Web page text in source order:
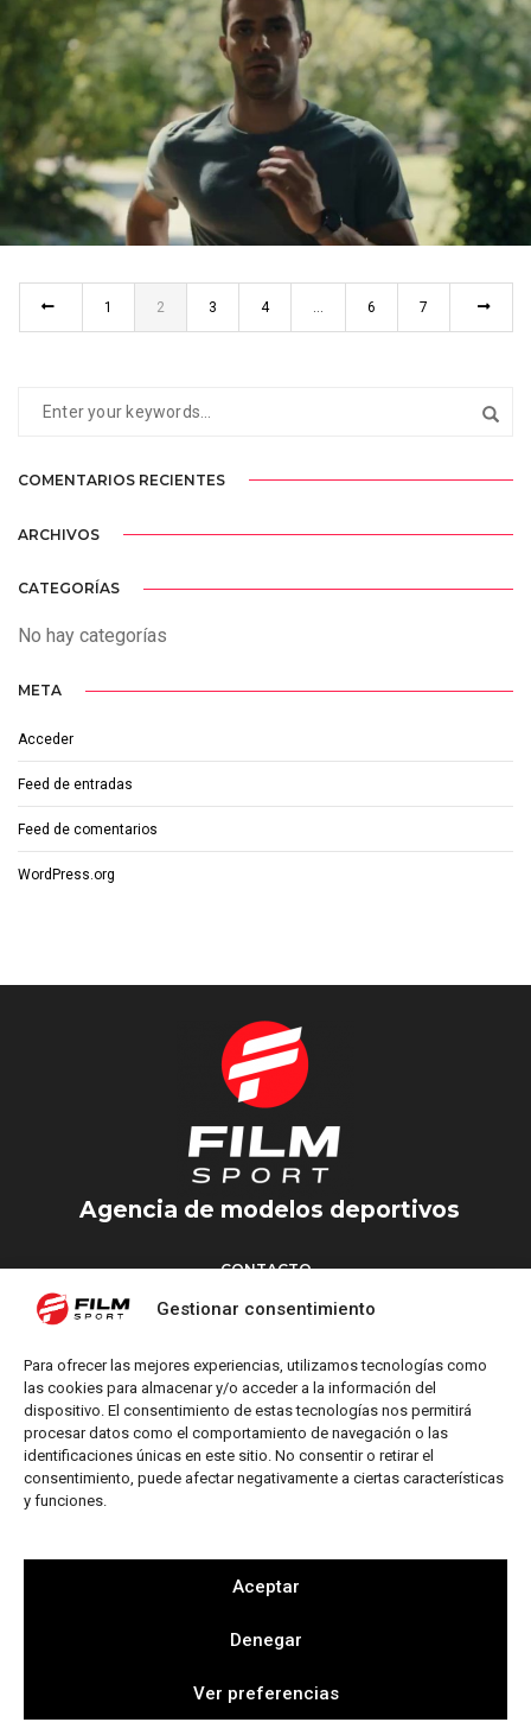
Gestionar consentimiento
Para ofrecer las mejores experiencias, utilizamos tecnologías como
las cookies para almacenar y/o acceder a la información del
dispositivo. El consentimiento de estas tecnologías nos permitirá
procesar datos como el comportamiento de navegación o las
identificaciones únicas en este sitio. No consentir o retirar el
consentimiento, puede afectar negativamente a ciertas características
y funciones.
Aceptar
Denegar
Ver preferencias
BROOKS
SPOT TV
1 2 3 4 … 6 7
COMENTARIOS RECIENTES
ARCHIVOS
CATEGORÍAS
No hay categorías
META
Acceder
Feed de entradas
Feed de comentarios
WordPress.org
Agencia de modelos deportivos
CONTACTO
Torrent d’en Vidalet, 51 baixos
M: info@filmsport.es
Aviso Legal
Política de Privacidad